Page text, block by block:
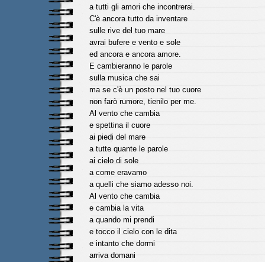
a tutti gli amori che incontrerai.
C'è ancora tutto da inventare
sulle rive del tuo mare
avrai bufere e vento e sole
ed ancora e ancora amore.
E cambieranno le parole
sulla musica che sai
ma se c'è un posto nel tuo cuore
non farò rumore, tienilo per me.
Al vento che cambia
e spettina il cuore
ai piedi del mare
a tutte quante le parole
ai cielo di sole
a come eravamo
a quelli che siamo adesso noi.
Al vento che cambia
e cambia la vita
a quando mi prendi
e tocco il cielo con le dita
e intanto che dormi
arriva domani